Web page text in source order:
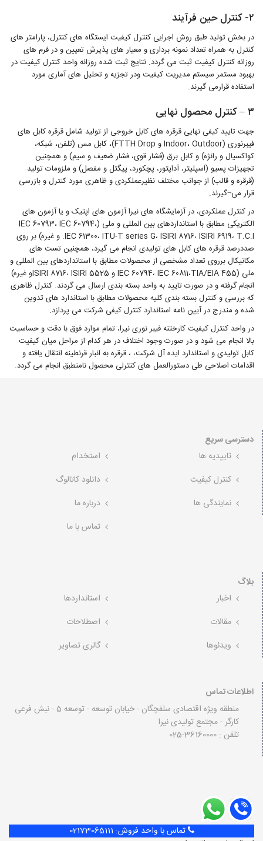
۲- کنترل حین فرآیند
در بخش تولید طبق روش اجرایی کنترل کیفیت ایستگاه های کنترل، پارامتر های
کنترل به همراه تعداد نمونه برداری و معیار های پذیرش تعیین و در فرم های
روزانه کنترل کیفیت ثبت می گردد. نتایج ثبت شده روزانه واحد کنترل کیفیت در
بهبود مستمر سیستم مدیریت کیفیت ودر تجزیه و تحلیل های آماری مورد
استفاده قرارمی گیرند.
۳ – کنترل محصول نهایی
جهت تایید کیفی نهایی قرقره های کابل خروجی از تولید شامل قرقره کابل های
فیبرنوری (Indoor، Outdoor و FTTH Drop)، کابل مس (تلفن، شبکه،
کواکسیال و رانژه) و کابل برق (فشار قوی، فشار ضعیف و سیم) و همچنین
تجهیزات پسیو (اسپلیتر، آداپتور، پچکورد، پیگتل و مفصل) و ملزومات تولید
(قرقره و قالب) از جوانب مختلف نظیرعملکردی و ظاهری مورد کنترل و بازرسی
قرار می¬گیرند.
در کنترل عملکردی، در آزمایشگاه های نیرا آزمون های اپتیک و یا آزمون های
الکتریکی مطابق با استانداردهای بین المللی و ملی (IEC 60793، IEC 60794،
IEC 61300، ITU-T series G، ISIRI 8716، ISIRI 6919، T.C.I. و غیره) بر روی
صددرصد قرقره های کابل های تولیدی انجام می گیرد، همچنین تست های
مکانیکال برروی تعداد مشخصی از محصولات مطابق با استانداردهای بین المللی و
ملی (IEC 60794، IEC 60811،TIA/EIA 455 و ISIRI 8716، ISIRI 5525و غیره)
انجام گرفته و در صورت تایید به واحد بسته بندی ارسال می گردند. کنترل ظاهری
که بررسی و کنترل بسته بندی کلیه محصولات مطابق با استاندارد های تدوین
شده و مندرج در آیین نامه استاندارد کنترل کیفی شرکت می پردازد.
در واحد کنترل کیفیت کارختنه فیبر نوری نیرا، تمام موارد فوق با دقت و حساسیت
بالا انجام می شود و در صورت وجود اختلاف در هر کدام از مراحل میان کیفیت
کابل تولیدی و استاندارد ايده آل شرکت، ، قرقره به انبار قرنطینه انتقال یافته و
اقدامات اصلاحی طی دستورالعمل های کنترلی محصول نامنطبق انجام می گردد.
دسترسی سریع
تاییدیه ها
کنترل کیفیت
نمایندگی ها
استخدام
دانلود کاتالوگ
درباره ما
تماس با ما
بلاگ
اخبار
مقالات
ویدئوها
استانداردها
اصطلاحات
گالری تصاویر
اطلاعات تماس
منطقه ویژه اقتصادی سلفچگان - خیابان توسعه - توسعه 5 - نبش فرعی
کارگر - مجتمع تولیدی نیرا
تلفن : 36160000-025
تماس با واحد فروش: 02173065111